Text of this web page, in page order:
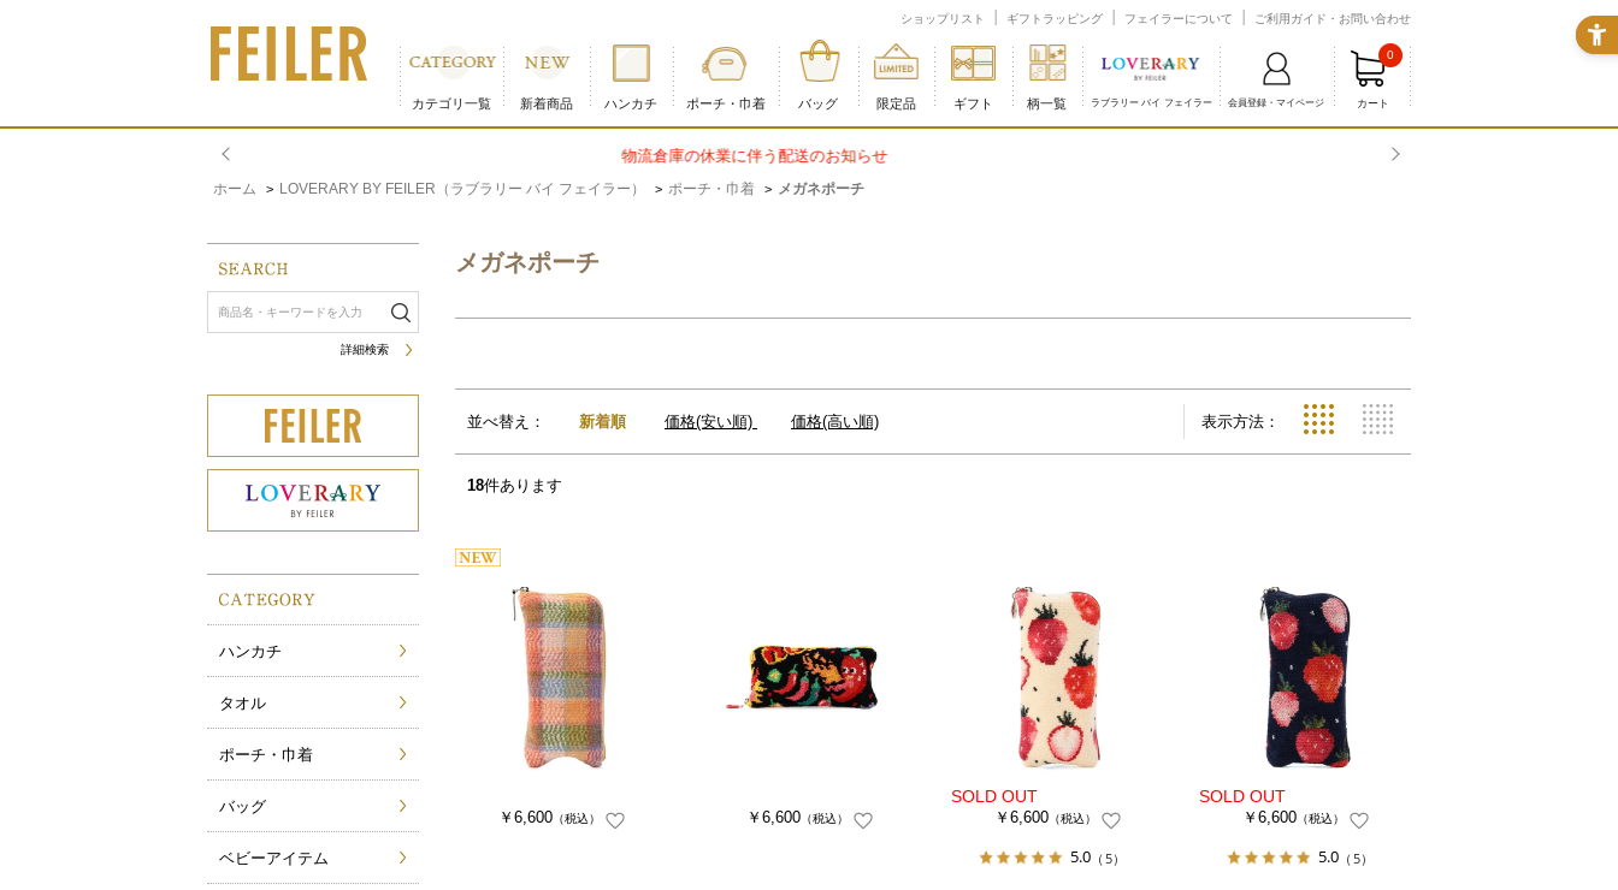
ショップリスト ギフトラッピング フェイラーについて ご利用ガイド・お問い合わせ
カテゴリ一覧 新着商品 ハンカチ ポーチ・巾着 バッグ 限定品 ギフト 柄一覧 ラブラリー バイ フェイラー 会員登録・マイページ カート
0
商品配送に関するお知らせ
ホーム > LOVERARY BY FEILER（ラブラリー バイ フェイラー） > ポーチ・巾着 > メガネポーチ
メガネポーチ
表示方法：
サムネイル(5列) 並べ替え： 新着順 価格(安い順) 価格(高い順)
18件あります
￥6,600（税込） ￥6,600（税込） ￥6,600（税込）
5.0 （5）
￥6,600（税込）
5.0 （5）
詳細検索
ハンカチ
タオル
ポーチ・巾着
バッグ
ベビーアイテム